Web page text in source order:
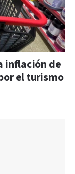
inflación de
el turismo